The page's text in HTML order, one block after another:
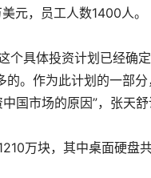
元，员工人数1400人。
具体投资计划已经确
。作为此计划的一部
国市场的原因”，张天舒
万块，其中桌面硬盘共